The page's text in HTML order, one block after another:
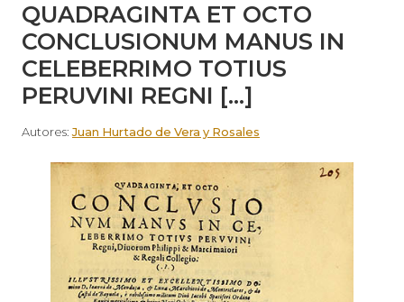
QUADRAGINTA ET OCTO
CONCLUSIONUM MANUS IN
CELEBERRIMO TOTIUS
PERUVINI REGNI […]
Autores:Juan Hurtado de Vera y Rosales